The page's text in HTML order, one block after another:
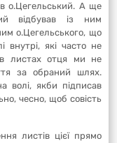
о.Цегельський. А ще
відбував із ним
о.Цегельського, що
внутрі, які часто не
в листах отця ми не
за обраний шлях.
волі, якби підписав
чесно, щоб совість
листів цієї прямо